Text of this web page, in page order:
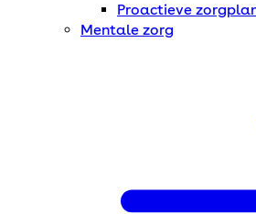
Proactieve
Mentale zorg